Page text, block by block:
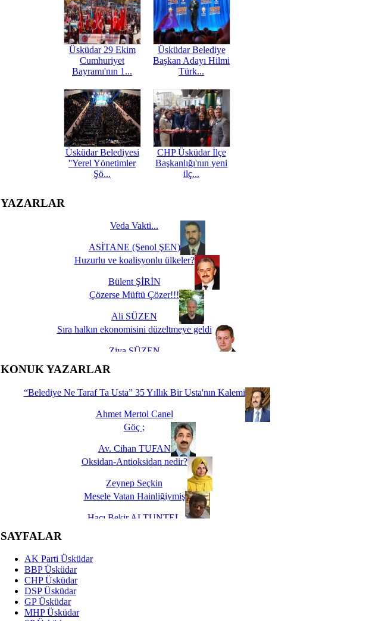
Üsküdar 29 Ekim
Cumhuriyet
Bayramı'nın 1...
Üsküdar Belediye
Başkan Adayı Hilmi
Türk...
Üsküdar Belediyesi
''Yerel Yönetimler
Şö...
CHP Üsküdar İlçe
Başkanlığı'nın yeni
ilç...
YAZARLAR
Veda Vakti...
ASİTANE (Şenol ŞEN)
Huzurlu ve koalisyonlu ülkeler?
Bülent ŞİRİN
Çözerse Müftü Çözer!!!
Ali SÜZEN
Sıra halkın ekonomisini düzeltmeye geldi
Ziya SÜZEN
İşte Biz buyuz...
KONUK YAZARLAR
“Belediye Ne Taraf Ta Usta” 35 Yıllık Bir Usta'nın Kalemi
Ahmet Mertol Canel
Göç ;
Av. Cihan TUFAN
Oksidan-Antioksidan nedir?
Zeynep Seçkin
Mesele Vatan Hainliğiymiş
Hacı Bekir ALTUNTEL
Dünya Fani, Ama Kısa Bir Süre De Olsa Burdayız
Hukukun Adaleti Kalmadı Üstadım!
SAYFALAR
AK Parti Üsküdar
BBP Üsküdar
CHP Üsküdar
DSP Üsküdar
GP Üsküdar
MHP Üsküdar